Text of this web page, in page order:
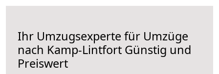
Ihr Umzugsexperte für Umzüge
nach Kamp-Lintfort Günstig und
Preiswert